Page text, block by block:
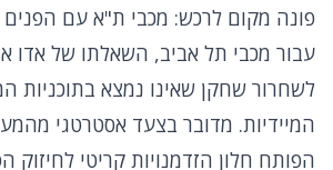
פונה מקום לרכש: מכבי ת"א עם
עבור מכבי תל אביב, השאלתו של אדו
לשחרור שחקן שאינו נמצא בתוכניות
המיידיות. מדובר בצעד אסטרטגי
הפותח חלון הזדמנויות קריטי לחיזוק